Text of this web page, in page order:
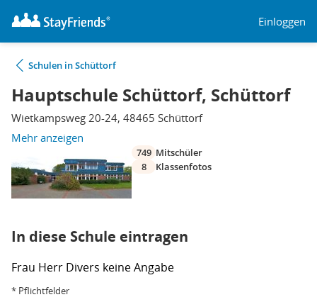
Einloggen
Schulen in Schüttorf
Hauptschule Schüttorf, Schüttorf
Wietkampsweg 20-24, 48465 Schüttorf
Mehr anzeigen
749 Mitschüler
8
Klassenfotos
In diese Schule eintragen
Frau Herr Divers keine Angabe
* Pflichtfelder